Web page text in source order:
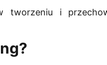
tworzeniu i